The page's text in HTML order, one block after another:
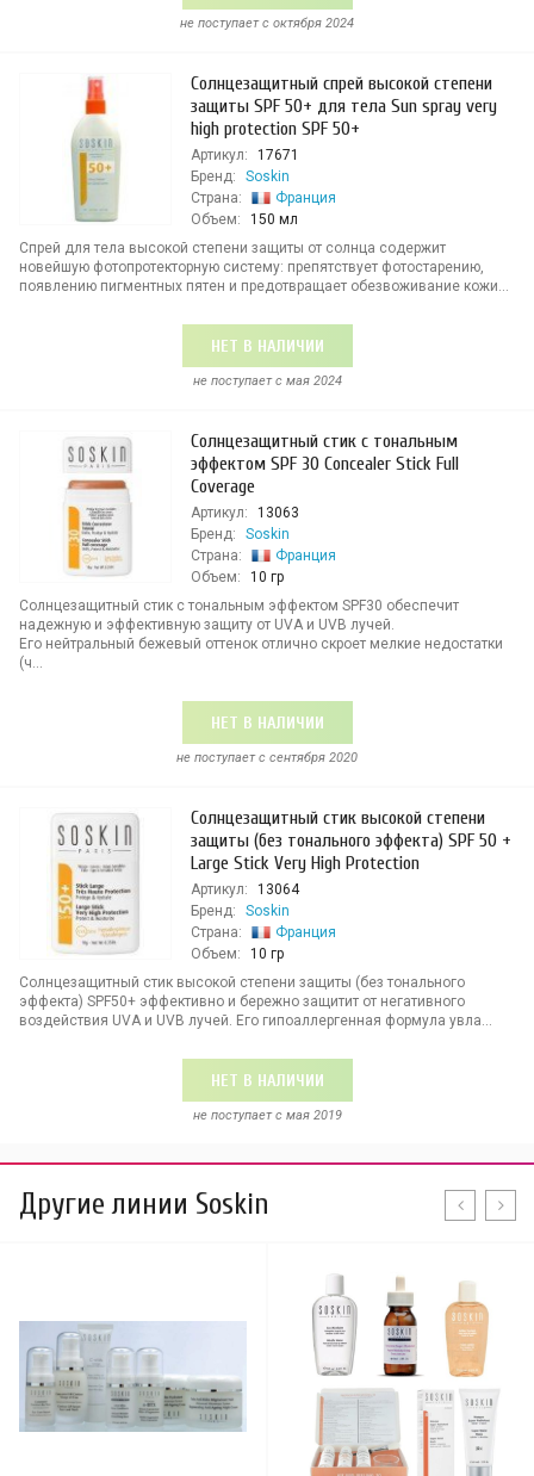
не поступает c октября 2024
Солнцезащитный спрей высокой степени
защиты SPF 50+ для тела Sun spray very
high protection SPF 50+
Артикул:
17671
Бренд:
Soskin
Страна:
Франция
Объем:
150 мл
Спрей для тела высокой степени защиты от солнца содержит
новейшую фотопротекторную систему: препятствует фотостарению,
появлению пигментных пятен и предотвращает обезвоживание кожи...
НЕТ В НАЛИЧИИ
не поступает c мая 2024
Солнцезащитный стик с тональным
эффектом SPF 30 Concealer Stick Full
Coverage
Артикул:
13063
Бренд:
Soskin
Страна:
Франция
Объем:
10 гр
Солнцезащитный стик с тональным эффектом SPF30 обеспечит
надежную и эффективную защиту от UVA и UVB лучей.
Его нейтральный бежевый оттенок отлично скроет мелкие недостатки
(ч...
НЕТ В НАЛИЧИИ
не поступает c сентября 2020
Солнцезащитный стик высокой степени
защиты (без тонального эффекта) SPF 50 +
Large Stick Very High Protection
Артикул:
13064
Бренд:
Soskin
Страна:
Франция
Объем:
10 гр
Солнцезащитный стик высокой степени защиты (без тонального
эффекта) SPF50+ эффективно и бережно защитит от негативного
воздействия UVA и UVB лучей. Его гипоаллергенная формула увла...
НЕТ В НАЛИЧИИ
не поступает c мая 2019
Другие линии Soskin